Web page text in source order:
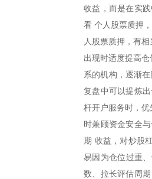
收益，而是在实
看 个人股票质押
人股票质押，有
出现时适度提高
系的机构，逐渐
复盘中可以提炼
杆开户服务时，
时兼顾资金安全
期 收益，对炒股
易因为仓位过重
数、拉长评估周